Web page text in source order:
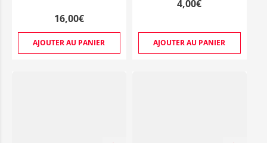
16,00€
AJOUTER AU PANIER
4,00€
AJOUTER AU PANIER